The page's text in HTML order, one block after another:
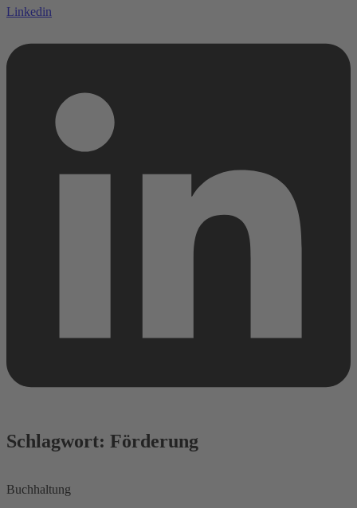
Linkedin
Schlagwort: Förderung
Buchhaltung